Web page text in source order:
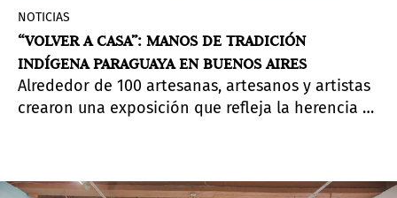
NOTICIAS
“VOLVER A CASA”: MANOS DE TRADICIÓN
INDÍGENA PARAGUAYA EN BUENOS AIRES
Alrededor de 100 artesanas, artesanos y artistas
crearon una exposición que refleja la herencia y